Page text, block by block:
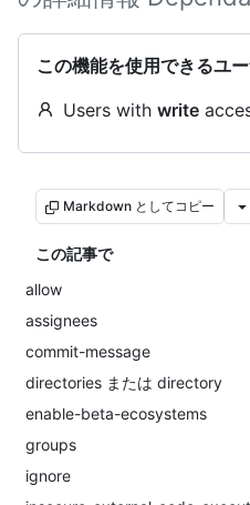
この機能を使用できるユ
Users with write
Markdown としてコピー
この記事で
allow
assignees
commit-message
directories または directory
enable-beta-ecosystems
groups
ignore